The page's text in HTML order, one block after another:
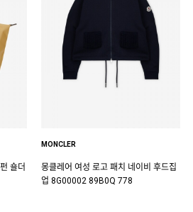
숄더
MONCLER
몽클레어 여성 로고 패치 네이비 후드집
업 8G00002 89B0Q 778